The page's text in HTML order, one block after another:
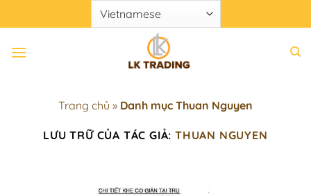
đến
dung
Trang chủ » Danh mục Thuan Nguyen
LƯU TRỮ CỦA TÁC GIẢ:THUAN NGUYEN